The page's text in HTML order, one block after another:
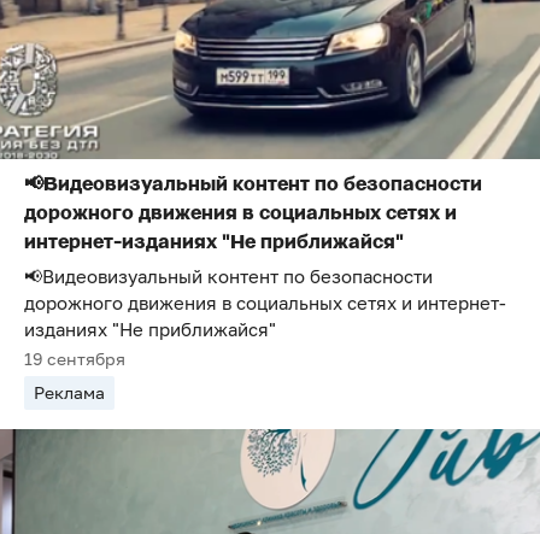
📢Видеовизуальный контент по безопасности
дорожного движения в социальных сетях и
интернет-изданиях "Не приближайся"
📢Видеовизуальный контент по безопасности
дорожного движения в социальных сетях и интернет-
изданиях "Не приближайся"
19 сентября
Реклама